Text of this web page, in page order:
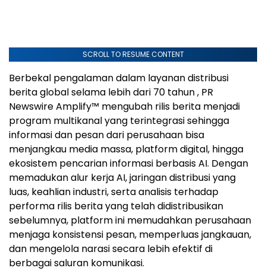
SCROLL TO RESUME CONTENT
Berbekal pengalaman dalam layanan distribusi
berita global selama lebih dari 70 tahun , PR
Newswire Amplify™ mengubah rilis berita menjadi
program multikanal yang terintegrasi sehingga
informasi dan pesan dari perusahaan bisa
menjangkau media massa, platform digital, hingga
ekosistem pencarian informasi berbasis AI. Dengan
memadukan alur kerja AI, jaringan distribusi yang
luas, keahlian industri, serta analisis terhadap
performa rilis berita yang telah didistribusikan
sebelumnya, platform ini memudahkan perusahaan
menjaga konsistensi pesan, memperluas jangkauan,
dan mengelola narasi secara lebih efektif di
berbagai saluran komunikasi.